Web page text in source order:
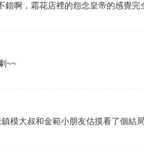
啊，霜花店裡的怨念皇帝的感覺完
~~
模大叔和金範小朋友估摸看了個結